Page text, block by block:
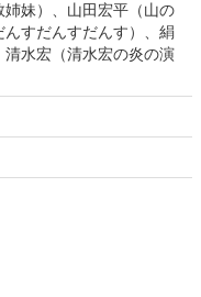
妹）、山田宏平（山の
すだんすだんす）、絹
水宏（清水宏の炎の演